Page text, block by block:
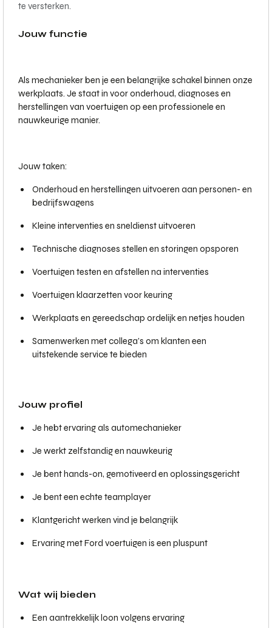
te versterken.
Jouw functie
Als mechanieker ben je een belangrijke schakel binnen onze
werkplaats. Je staat in voor onderhoud, diagnoses en
herstellingen van voertuigen op een professionele en
nauwkeurige manier.
Jouw taken:
Onderhoud en herstellingen uitvoeren aan personen- en
bedrijfswagens
Kleine interventies en sneldienst uitvoeren
Technische diagnoses stellen en storingen opsporen
Voertuigen testen en afstellen na interventies
Voertuigen klaarzetten voor keuring
Werkplaats en gereedschap ordelijk en netjes houden
Samenwerken met collega’s om klanten een
uitstekende service te bieden
Jouw profiel
Je hebt ervaring als automechanieker
Je werkt zelfstandig en nauwkeurig
Je bent hands-on, gemotiveerd en oplossingsgericht
Je bent een echte teamplayer
Klantgericht werken vind je belangrijk
Ervaring met Ford voertuigen is een pluspunt
Wat wij bieden
Een aantrekkelijk loon volgens ervaring